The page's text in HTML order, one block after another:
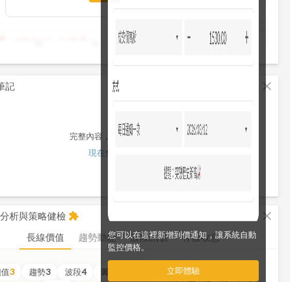
您可以在這裡新增到價通知，讓系統自動
監控價格。
立即體驗
13 13:30
記 close
完整內容，僅限註冊會員使用
現在免費註冊/登入
析與策略健檢 close
extension
長線價值 趨勢動能 波段訊號 存股收息
3 趨勢3 波段4 籌碼 價值3分